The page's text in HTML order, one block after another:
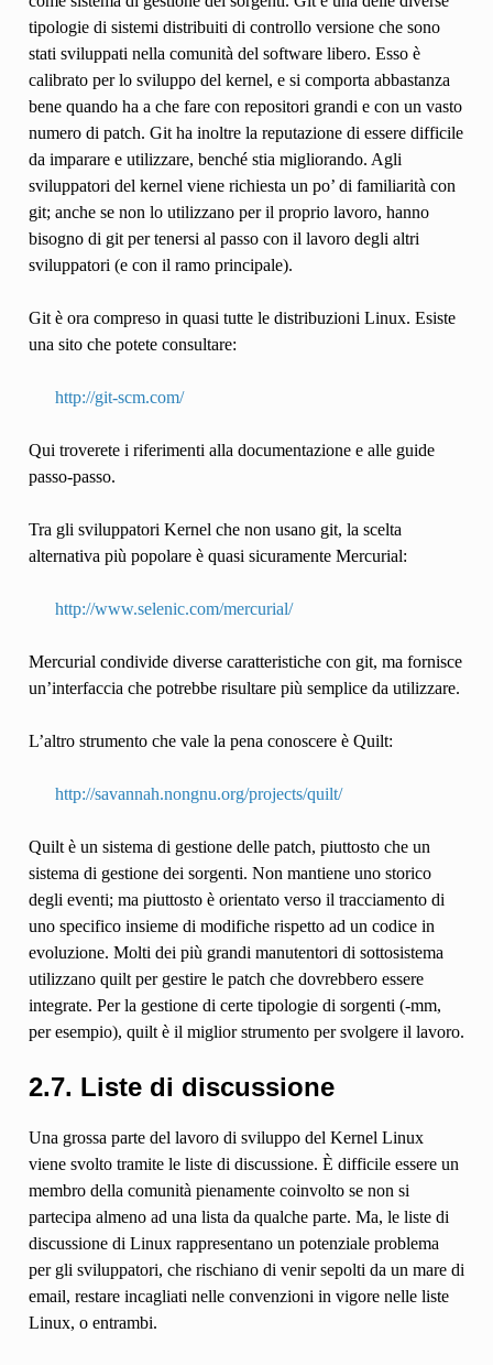
tipologie di sistemi distribuiti di controllo versione che sono
stati sviluppati nella comunità del software libero. Esso è
calibrato per lo sviluppo del kernel, e si comporta abbastanza
bene quando ha a che fare con repositori grandi e con un vasto
numero di patch. Git ha inoltre la reputazione di essere difficile
da imparare e utilizzare, benché stia migliorando. Agli
sviluppatori del kernel viene richiesta un po’ di familiarità con
git; anche se non lo utilizzano per il proprio lavoro, hanno
bisogno di git per tenersi al passo con il lavoro degli altri
sviluppatori (e con il ramo principale).
Git è ora compreso in quasi tutte le distribuzioni Linux. Esiste
una sito che potete consultare:
http://git-scm.com/
Qui troverete i riferimenti alla documentazione e alle guide
passo-passo.
Tra gli sviluppatori Kernel che non usano git, la scelta
alternativa più popolare è quasi sicuramente Mercurial:
http://www.selenic.com/mercurial/
Mercurial condivide diverse caratteristiche con git, ma fornisce
un’interfaccia che potrebbe risultare più semplice da utilizzare.
L’altro strumento che vale la pena conoscere è Quilt:
http://savannah.nongnu.org/projects/quilt/
Quilt è un sistema di gestione delle patch, piuttosto che un
sistema di gestione dei sorgenti. Non mantiene uno storico
degli eventi; ma piuttosto è orientato verso il tracciamento di
uno specifico insieme di modifiche rispetto ad un codice in
evoluzione. Molti dei più grandi manutentori di sottosistema
utilizzano quilt per gestire le patch che dovrebbero essere
integrate. Per la gestione di certe tipologie di sorgenti (-mm,
per esempio), quilt è il miglior strumento per svolgere il lavoro.
2.7. Liste di discussione
Una grossa parte del lavoro di sviluppo del Kernel Linux
viene svolto tramite le liste di discussione. È difficile essere un
membro della comunità pienamente coinvolto se non si
partecipa almeno ad una lista da qualche parte. Ma, le liste di
discussione di Linux rappresentano un potenziale problema
per gli sviluppatori, che rischiano di venir sepolti da un mare di
email, restare incagliati nelle convenzioni in vigore nelle liste
Linux, o entrambi.